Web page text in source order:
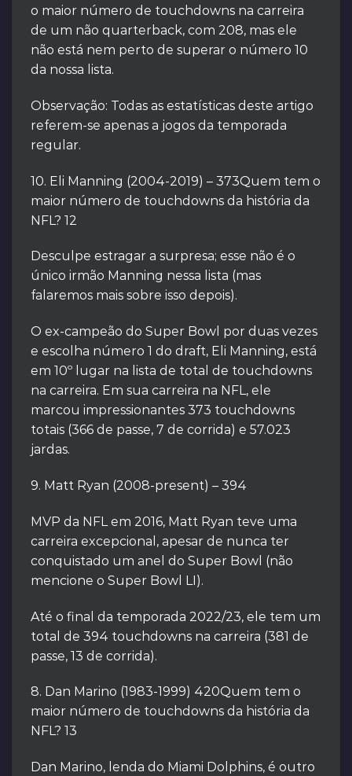
o maior número de touchdowns na carreira
de um não quarterback, com 208, mas ele
não está nem perto de superar o número 10
da nossa lista.
Observação: Todas as estatísticas deste artigo
referem-se apenas a jogos da temporada
regular.
10. Eli Manning (2004-2019) – 373Quem tem o
maior número de touchdowns da história da
NFL? 12
Desculpe estragar a surpresa; esse não é o
único irmão Manning nessa lista (mas
falaremos mais sobre isso depois).
O ex-campeão do Super Bowl por duas vezes
e escolha número 1 do draft, Eli Manning, está
em 10º lugar na lista de total de touchdowns
na carreira. Em sua carreira na NFL, ele
marcou impressionantes 373 touchdowns
totais (366 de passe, 7 de corrida) e 57.023
jardas.
9. Matt Ryan (2008-present) – 394
MVP da NFL em 2016, Matt Ryan teve uma
carreira excepcional, apesar de nunca ter
conquistado um anel do Super Bowl (não
mencione o Super Bowl LI).
Até o final da temporada 2022/23, ele tem um
total de 394 touchdowns na carreira (381 de
passe, 13 de corrida).
8. Dan Marino (1983-1999) 420Quem tem o
maior número de touchdowns da história da
NFL? 13
Dan Marino, lenda do Miami Dolphins, é outro